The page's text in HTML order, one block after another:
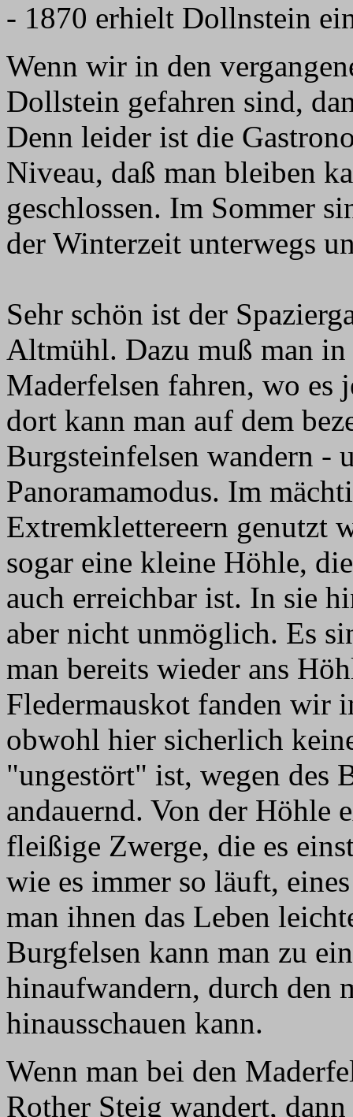
- 1870 erhielt Dollnstein
Wenn wir in den
Dollstein gefahren sind,
Denn leider ist die
Niveau, daß man bleiben
geschlossen. Im Sommer
der Winterzeit unterwegs
Sehr schön ist der
Altmühl. Dazu muß man
Maderfelsen fahren, wo es
dort kann man auf dem
Burgsteinfelsen wandern -
Panoramamodus. Im
Extremklettereern genutzt
sogar eine kleine Höhle,
auch erreichbar ist. In sie
aber nicht unmöglich. Es
man bereits wieder ans
Fledermauskot fanden wir
obwohl hier sicherlich
"ungestört" ist, wegen des
andauernd. Von der Höhle
fleißige Zwerge, die es
wie es immer so läuft,
man ihnen das Leben
Burgfelsen kann man zu
hinaufwandern, durch den
hinausschauen kann.
Wenn man bei den
Rother Steig wandert,